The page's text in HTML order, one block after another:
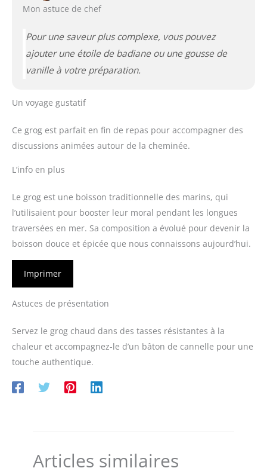
Mon astuce de chef
Pour une saveur plus complexe, vous pouvez
ajouter une étoile de badiane ou une gousse de
vanille à votre préparation.
Un voyage gustatif
Ce grog est parfait en fin de repas pour accompagner des
discussions animées autour de la cheminée.
L’info en plus
Le grog est une boisson traditionnelle des marins, qui
l’utilisaient pour booster leur moral pendant les longues
traversées en mer. Sa composition a évolué pour devenir la
boisson douce et épicée que nous connaissons aujourd’hui.
Imprimer
Astuces de présentation
Servez le grog chaud dans des tasses résistantes à la
chaleur et accompagnez-le d’un bâton de cannelle pour une
touche authentique.
Articles similaires